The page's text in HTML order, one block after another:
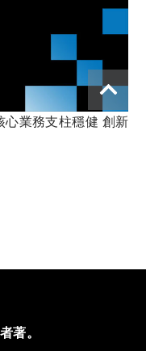
心業務支柱穩健 創新
著。